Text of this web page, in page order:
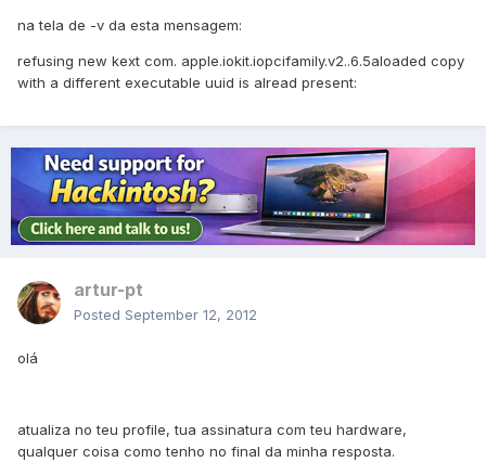
na tela de -v da esta mensagem:
refusing new kext com. apple.iokit.iopcifamily.v2..6.5aloaded copy
with a different executable uuid is alread present:
artur-pt
Posted September 12, 2012
olá
atualiza no teu profile, tua assinatura com teu hardware,
qualquer coisa como tenho no final da minha resposta.